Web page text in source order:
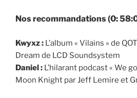
Nos recommandations (0:
Kwyxz : L’album « Vilains » de
Dream de LCD Soundsystem
Daniel : L’hilarant podcast « We
Moon Knight par Jeff Lemire et